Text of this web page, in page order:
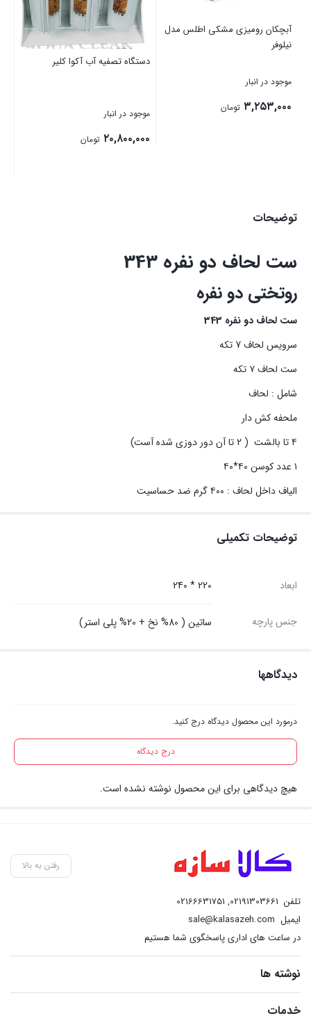
آبچکان رومیزی مشکی اطلس مدل
نیلوفر
موجود در انبار
۳,۲۵۳,۰۰۰ تومان
دستگاه تصفیه آب آکوا کلیر
موجود در انبار
۲۰,۸۰۰,۰۰۰ تومان
توضیحات
ست لحاف دو نفره 343
روتختی دو نفره
ست لحاف دو نفره 343
سرویس لحاف 7 تکه
ست لحاف ۷ تکه
شامل : لحاف
ملحفه کش دار
۴ تا بالشت ( ۲ تا آن دور دوزی شده آست)
۱ عدد کوسن ۴۰*۴۰
الیاف داخل لحاف : ۴۰۰ گرم ضد حساسیت
توضیحات تکمیلی
ابعاد 220 * 240
جنس پارچه ساتین ( 80% نخ + 20% پلی استر)
دیدگاهها
درمورد این محصول دیدگاه درج کنید.
درج دیدگاه
هیچ دیدگاهی برای این محصول نوشته نشده است.
رفتن به بالا
تلفن 02191303661
,
02166631751
ایمیل sale@kalasazeh.com
در ساعت های اداری پاسخگوی شما هستیم
نوشته ها
خدمات